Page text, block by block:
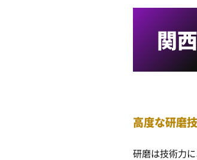
関
高度な研磨
研磨は技術力